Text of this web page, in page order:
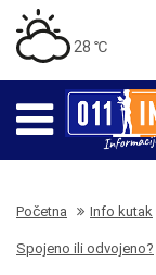
28 ℃
Početna Info kutak
Spojeno ili odvojeno?